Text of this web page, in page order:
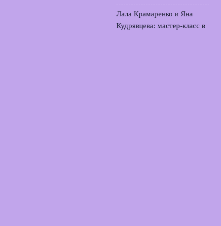
Лала Крамаренко и Яна
Кудрявцева: мастер-класс в